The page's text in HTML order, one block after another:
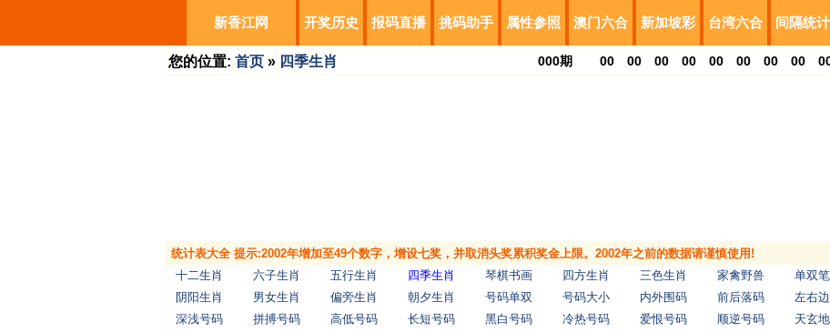
新香江网 开奖历史 报码直播 挑码助手 属性参照 澳门六合 新加坡彩 台湾六合 间隔统计
您的位置: 首页 » 四季生肖 000期 00 00 00 00 00 00 00 00
统计表大全 提示:2002年增加至49个数字，增设七奖，并取消头奖累积奖金上限。2002年之前的数据请谨慎使用!
十二生肖
六子生肖 五行生肖 四季生肖 琴棋书画 四方生肖 三色生肖 家禽野兽 单双
阴阳生肖
男女生肖 偏旁生肖 朝夕生肖 号码单双 号码大小 内外围码 前后落码 左右
深浅号码
拼搏号码 高低号码 长短号码 黑白号码 冷热号码 爱恨号码 顺逆号码 天玄